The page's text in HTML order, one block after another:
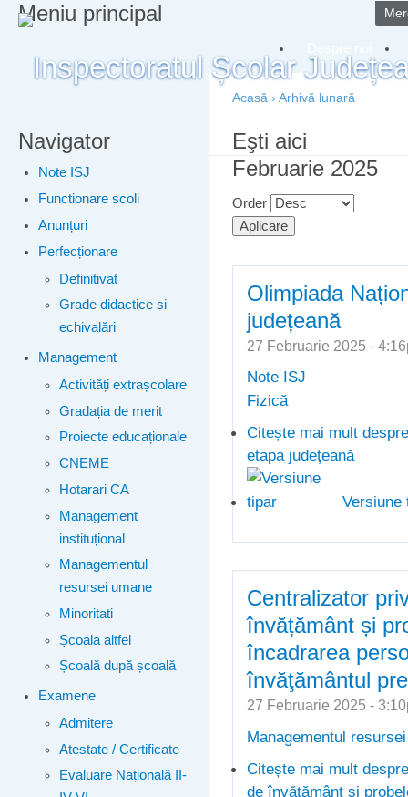
Meniu principal
Navigator
Note ISJ
Functionare scoli
Anunțuri
Perfecționare
Definitivat
Grade didactice si
echivalări
Management
Activități extrașcolare
Gradația de merit
Proiecte educaționale
CNEME
Hotarari CA
Management
instituțional
Managementul
resursei umane
Minoritati
Școala altfel
Școală după școală
Examene
Admitere
Atestate / Certificate
Evaluare Națională II-
Eşti aici
Acasă › Arhivă lunară
Februarie 2025
Order
Olimpiada
județeană
27 Februarie 2025 -
Note ISJ
Fizică
Citește mai mult
etapa județeană
Versiune
Centralizator
învățământ și
încadrarea
învăţământul
27 Februarie 2025 -
Managementul
Citește mai mult
de învățământ și